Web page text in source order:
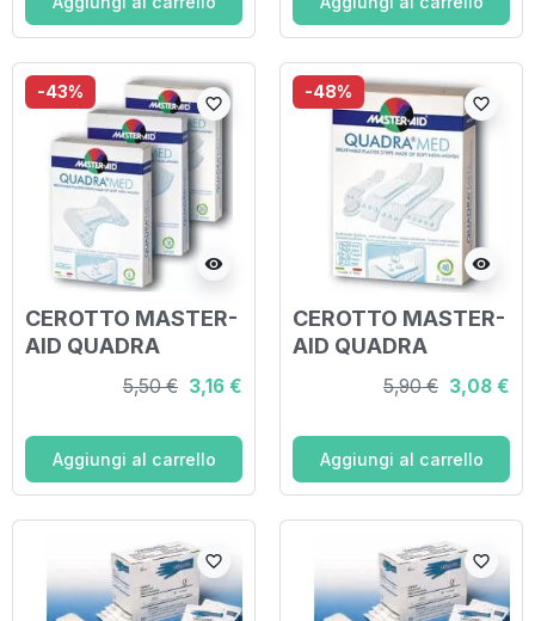
-43%
visibility
favorite_border
CEROTTO MASTER-
AID QUADRA
DERMOATTIVO
MEDIO 20 PEZZI
5,50 € 3,16 €
Aggiungi al carrello
-48%
visibility
favorite_border
CEROTTO MASTER-
AID QUADRA
DERMOATTIVO
FORMATI
5,90 € 3,08 €
Aggiungi al carrello
favorite_border favorite_border